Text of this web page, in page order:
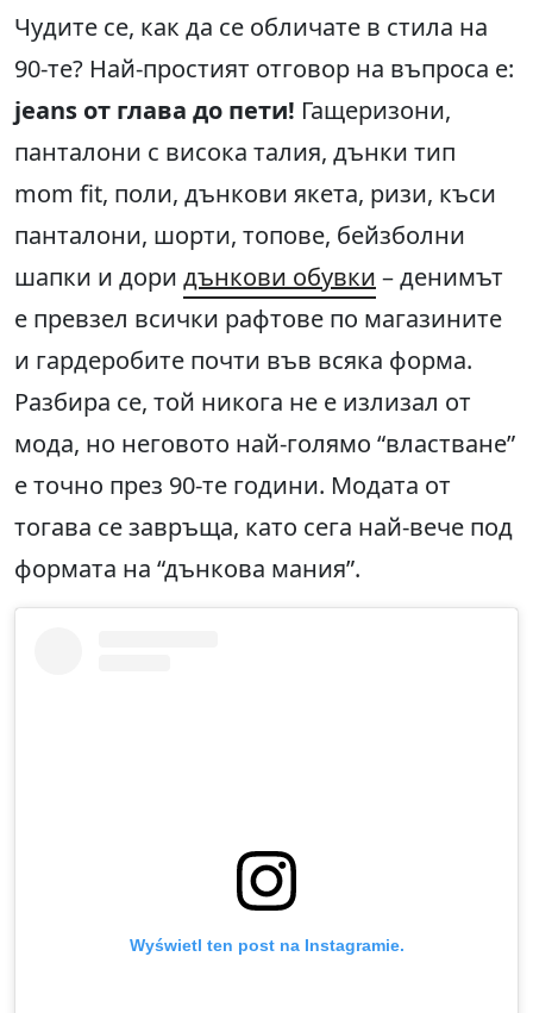
Чудите се, как да се обличате в стила на
90-те? Най-простият отговор на въпроса е:
jeans от глава до пети! Гащеризони,
панталони с висока талия, дънки тип
mom fit, поли, дънкови якета, ризи, къси
панталони, шорти, топове, бейзболни
шапки и дори дънкови обувки – денимът
е превзел всички рафтове по магазините
и гардеробите почти във всяка форма.
Разбира се, той никога не е излизал от
мода, но неговото най-голямо “властване”
е точно през 90-те години. Модата от
тогава се завръща, като сега най-вече под
формата на “дънкова мания”.
Wyświetl ten post na Instagramie.